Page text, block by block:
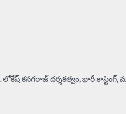
లోకేష్ కనగరాజ్ దర్శకత్వం, భారీ